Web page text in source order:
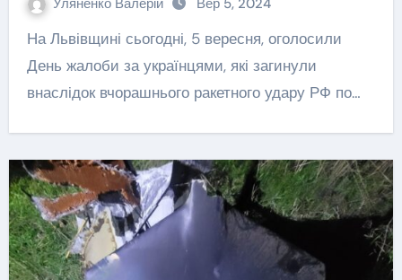
Уляненко Валерій Вер 5, 2024
На Львівщині сьогодні, 5 вересня, оголосили
День жалоби за українцями, які загинули
внаслідок вчорашнього ракетного удару РФ по…